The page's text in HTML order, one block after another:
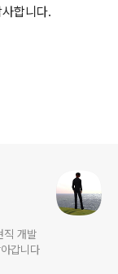
합니다.
직 개발
갑니다